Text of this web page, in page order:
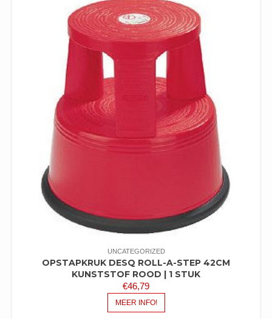
UNCATEGORIZED
OPSTAPKRUK DESQ ROLL-A-STEP 42CM
KUNSTSTOF ROOD | 1 STUK
€46,79
MEER INFO!